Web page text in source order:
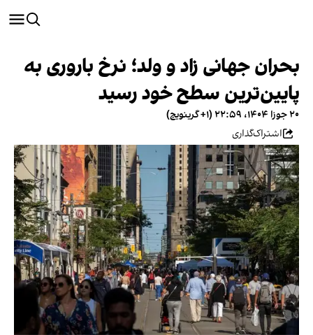
بحران جهانی زاد و ولد؛ نرخ باروری به
پایین‌ترین سطح خود رسید
۲۰ جوزا ۱۴۰۴، ۲۲:۵۹ (‎+۱ گرینویچ)
اشتراک‌گذاری